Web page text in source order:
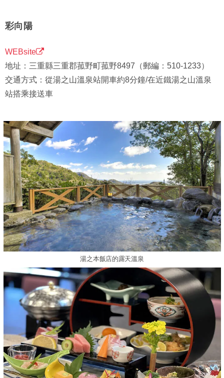
彩向陽
WEBsite
地址：三重縣三重郡菰野町菰野8497（郵編：510-1233）
交通方式：從湯之山溫泉站開車約8分鐘/在近鐵湯之山溫泉
站搭乘接送車
湯之本飯店的露天溫泉